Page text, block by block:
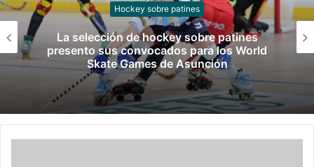
Hockey sobre patines
La selección de hockey sobre patines
sus convocados para los World
Skate Games de Asunción